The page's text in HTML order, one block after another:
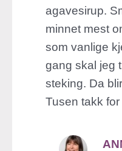
agavesirup.
minnet mest
som vanlige
gang skal jeg
steking. Da
Tusen takk for